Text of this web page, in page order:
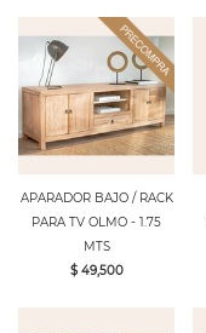
APARADOR BAJO / RACK
PARA TV OLMO - 1.75
MTS
$ 49,500